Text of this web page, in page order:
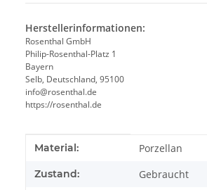
Herstellerinformationen:
Rosenthal GmbH
Philip-Rosenthal-Platz 1
Bayern
Selb, Deutschland, 95100
info@rosenthal.de
https://rosenthal.de
Produkteigenschaft
Wert
Material: Porzellan
Zustand: Gebraucht